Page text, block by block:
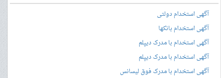
آگهی استخدام دولتی
آگهی استخدام بانکها
آگهی استخدام با مدرک دیپلم
آگهی استخدام با مدرک دیپلم
آگهی استخدام با مدرک فوق لیسانس